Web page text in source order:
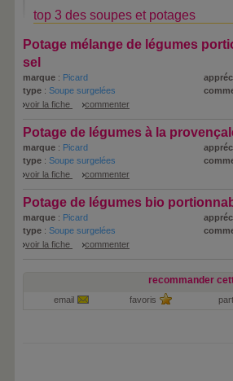
top 3 des soupes et potages
Potage mélange de légumes
sel
marque : Picard
type : Soupe surgelées
voir la fiche
commenter
Potage de légumes à la
marque : Picard
type : Soupe surgelées
voir la fiche
commenter
Potage de légumes bio
marque : Picard
type : Soupe surgelées
voir la fiche
commenter
recommander
email favoris